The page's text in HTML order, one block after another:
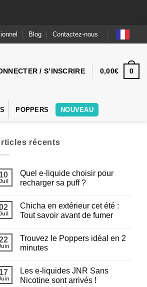
Blog Contactez-nous
/ S’INSCRIRE 0,00€ 0
POPPERS NOUVEAU
récents
10
Quel e-liquide choisir pour
recharger sa puff ?
sur
Quel
e-
pour
recharger
sa
Chicha en extérieur cet été :
Tout savoir avant de fumer
sur
Chicha
en
été
Tout
Trouvez le Poppers idéal en 2
minutes
sur
Trouvez
le
17
Les e-liquides JNR Sans
Nicotine sont arrivés !